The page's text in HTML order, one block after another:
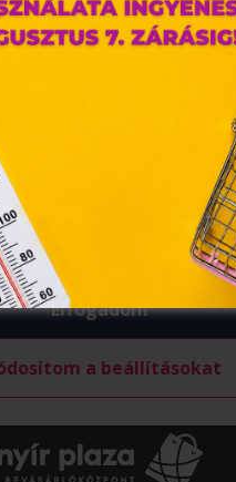
szükséges.
hírközlésről szóló 2003.
kereskedelmi
összefüggő
szóló 2001. évi CVIII. törvény,
előírásainak megfelelően
melyek az Európai Unió
a „sütik" használatához, és
vagy egyéb
felhasználók hozzájárulását kell
Elfogadom
a beállításokat